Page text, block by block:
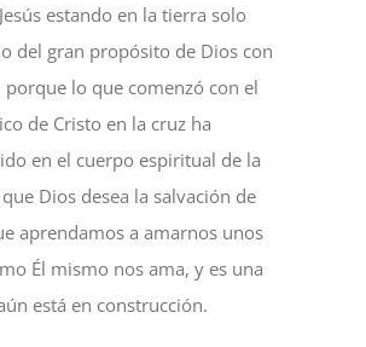
estando en la tierra solo
del gran propósito de Dios con
lo que comenzó con el
de Cristo en la cruz ha
en el cuerpo espiritual de la
Dios desea la salvación de
aprendamos a amarnos unos
Él mismo nos ama, y es una
está en construcción.